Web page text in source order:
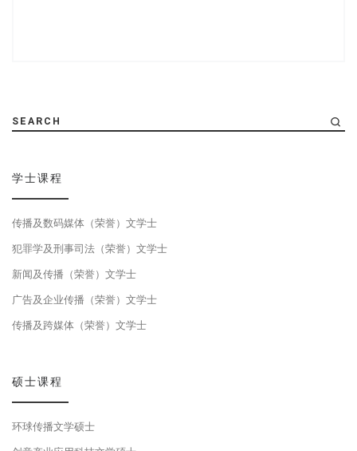
SEARCH
学士课程
传播及数码媒体（荣誉）文学士
犯罪学及刑事司法（荣誉）文学士
新闻及传播（荣誉）文学士
广告及企业传播（荣誉）文学士
传播及跨媒体（荣誉）文学士
硕士课程
环球传播文学硕士